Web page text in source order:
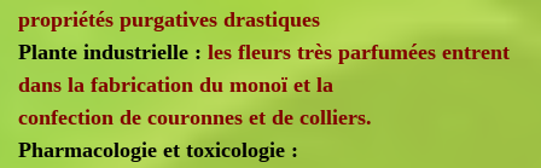
propriétés purgatives drastiques
Plante industrielle : les fleurs très parfumées entrent
dans la fabrication du monoï et la
confection de couronnes et de colliers.
Pharmacologie et toxicologie :